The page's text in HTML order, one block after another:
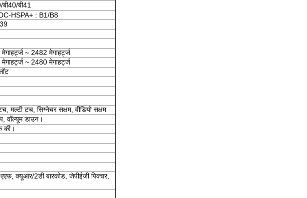
बी40/बी41
HSPA+ : B1/B8
~ 2482 मेगाहर्ट्ज
~ 2480 मेगाहर्ट्ज
मल्टी टच, सिग्नेचर सक्षम, वीडियो सक्षम
वॉल्यूम डाउन।
की।
क्यूआर/2डी बारकोड, जेपीईजी पिक्चर,